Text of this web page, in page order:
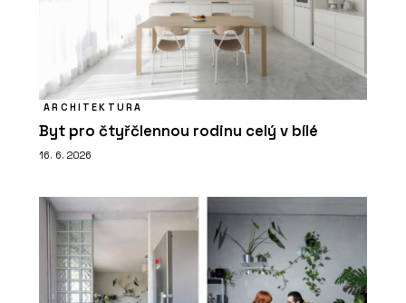
ARCHITEKTURA
Byt pro čtyřčlennou rodinu celý v bílé
16. 6. 2026